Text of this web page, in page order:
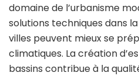
domaine de l’urbanisme
solutions techniques dans
villes peuvent mieux se
climatiques. La création
bassins contribue à la